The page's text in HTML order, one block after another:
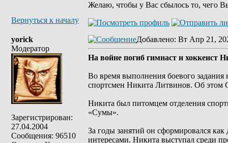
Желаю, чтобы у Вас сбылось то, чего
Вернуться к началу
yorick
Модератор
Зарегистрирован:
27.04.2004
Сообщения: 96510
Добавлено: Вт Апр 21,
На войне погиб гимнаст и хоккеист
Во время выполнения боевого
спортсмен Никита Литвинов. Об
Никита был питомцем отделения
«Сумы».
За годы занятий он сформировался
интересами. Никита выступал среди